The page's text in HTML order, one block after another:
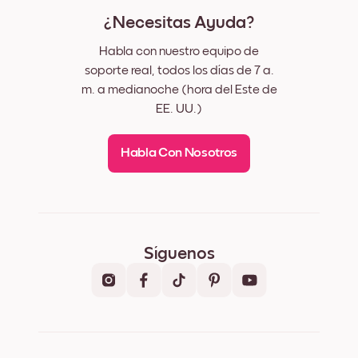
¿Necesitas Ayuda?
Habla con nuestro equipo de
soporte real, todos los días de 7 a.
m. a medianoche (hora del Este de
EE. UU.)
Habla Con Nosotros
Síguenos